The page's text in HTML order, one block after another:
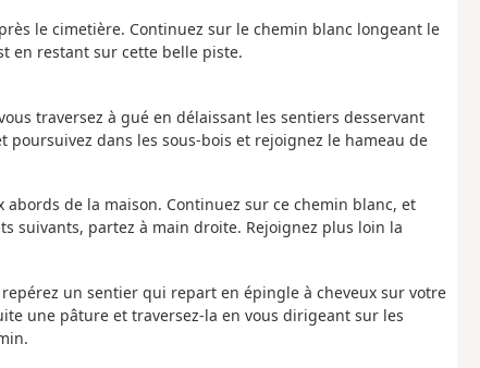
le cimetière. Continuez sur le chemin blanc longeant le
en restant sur cette belle piste.
traversez à gué en délaissant les sentiers desservant
dans les sous-bois et rejoignez le hameau de
de la maison. Continuez sur ce chemin blanc, et
suivants, partez à main droite. Rejoignez plus loin la
repérez un sentier qui repart en épingle à cheveux sur votre
une pâture et traversez-la en vous dirigeant sur les